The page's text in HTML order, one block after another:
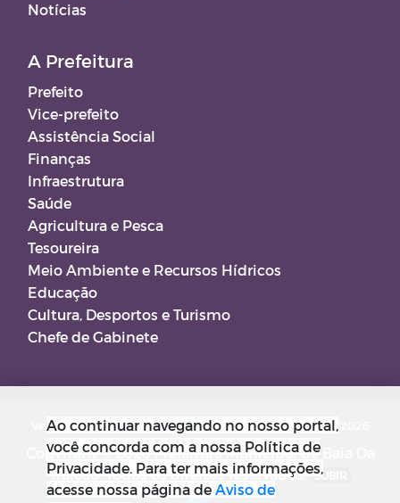
Notícias
A Prefeitura
Prefeito
Vice-prefeito
Assistência Social
Finanças
Infraestrutura
Saúde
Agricultura e Pesca
Tesoureira
Meio Ambiente e Recursos Hídricos
Educação
Cultura, Desportos e Turismo
Chefe de Gabinete
Versão do Sistema: 5.0.267 Data da Versão: 18/03/2026
Copyright © 2026 Prefeitura Municipal de Baia Da
Traição. Todos os direitos reservados. SUBIR
Ao continuar navegando no nosso portal,
você concorda com a nossa Política de
Privacidade. Para ter mais informações,
acesse nossa página deAviso de